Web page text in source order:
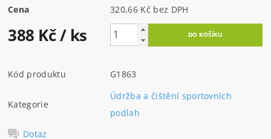
Cena 320,66 Kč bez DPH
388 Kč/ ks
Kód produktu G1863
Kategorie
Údržba a čištění sportovních
podlah
Dotaz